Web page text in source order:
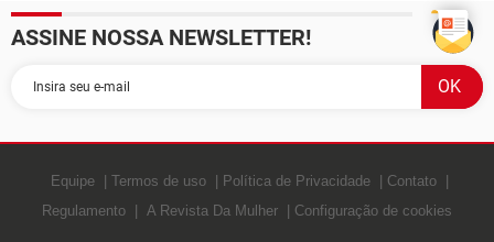
ASSINE NOSSA NEWSLETTER!
Equipe Termos de uso Política de Privacidade
Contato
Regulamento
A Revista Da Mulher Configuração de cookies